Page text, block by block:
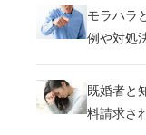
モラハラ
例や対処
既婚者と
料請求さ